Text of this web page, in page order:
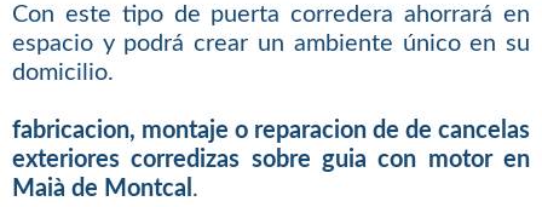
Con este tipo de puerta corredera ahorrará en
espacio y podrá crear un ambiente único en su
domicilio.
fabricacion, montaje o reparacion de de cancelas
exteriores corredizas sobre guia con motor en
Maià de Montcal .